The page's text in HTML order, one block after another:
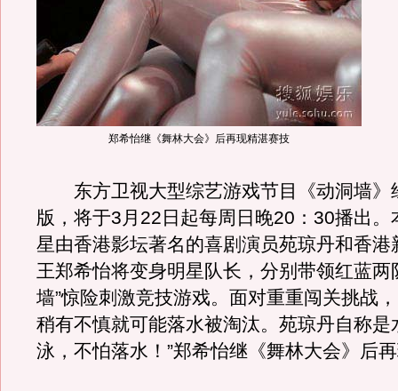
郑希怡继《舞林大会》后再现精湛赛技
东方卫视大型综艺游戏节目《动洞墙》
版，将于3月22日起每周日晚20：30播出。
星由香港影坛著名的喜剧演员苑琼丹和香港
王郑希怡将变身明星队长，分别带领红蓝两
墙”惊险刺激竞技游戏。面对重重闯关挑战
稍有不慎就可能落水被淘汰。苑琼丹自称是
泳，不怕落水！”郑希怡继《舞林大会》后